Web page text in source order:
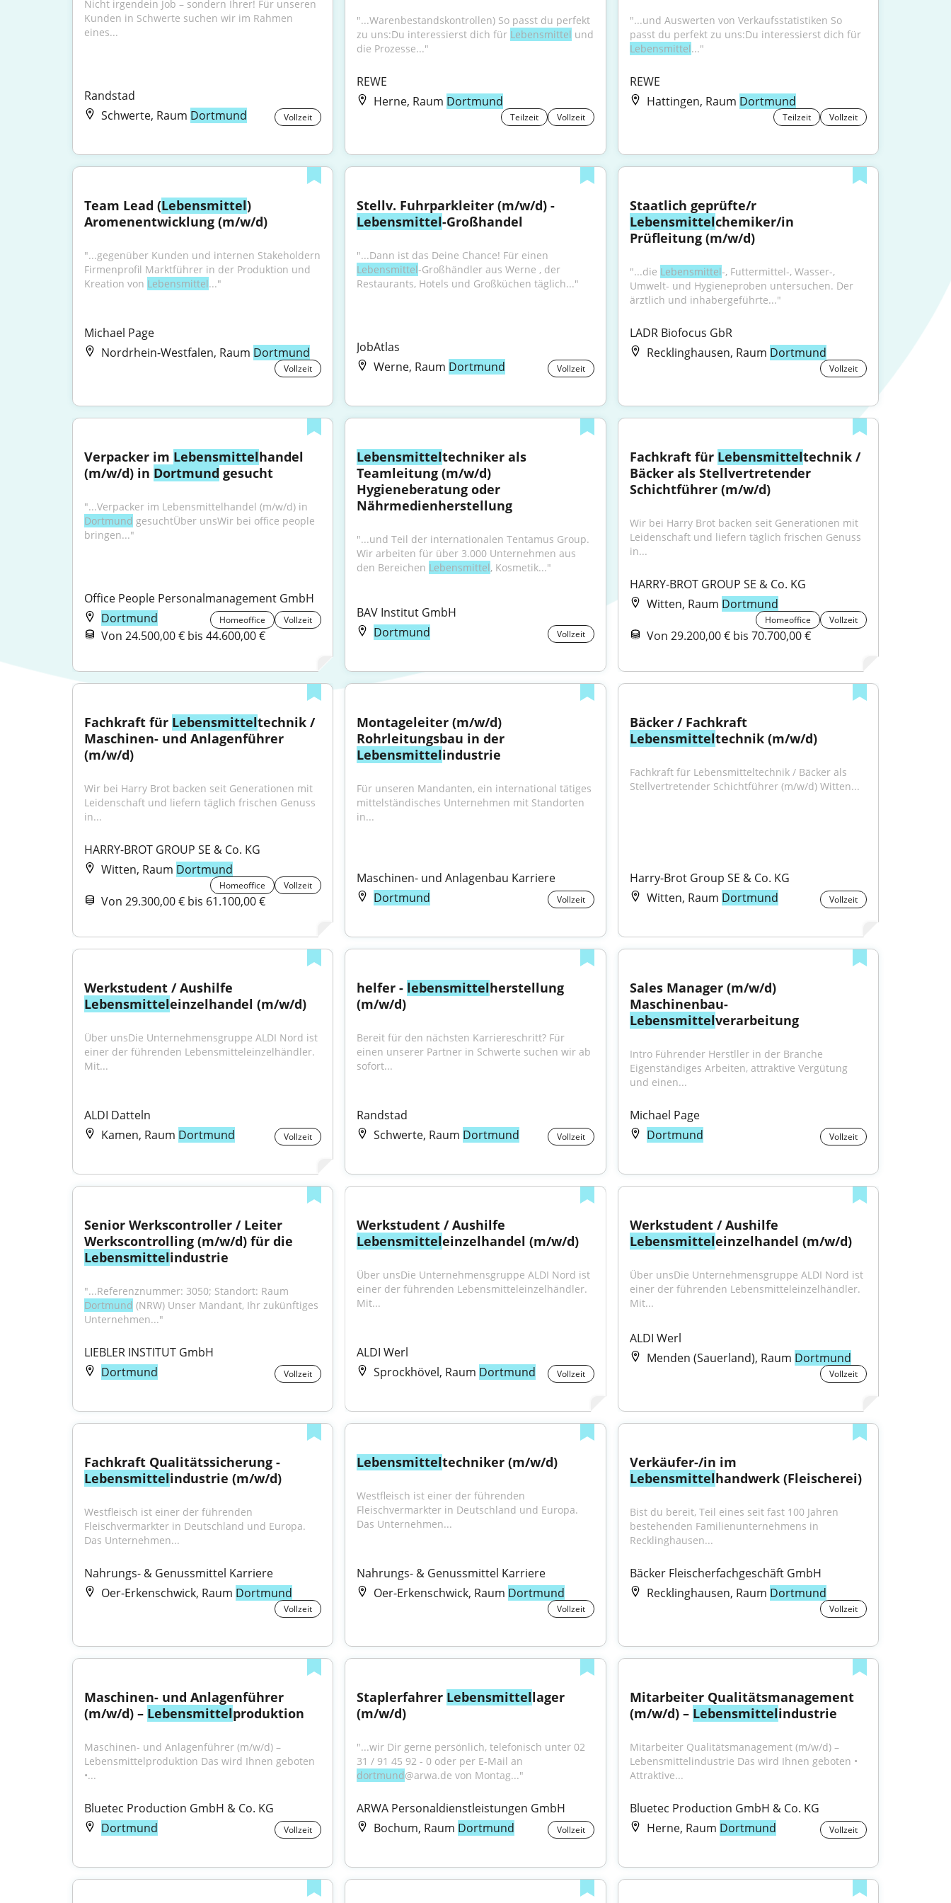
Nicht irgendein Job – sondern Ihrer! Für unseren
Kunden in Schwerte suchen wir im Rahmen
eines...
Randstad
Schwerte, Raum Dortmund Vollzeit
"...Warenbestandskontrollen) So passt du perfekt
zu uns:Du interessierst dich für Lebensmittel und
die Prozesse..."
REWE
Herne, Raum Dortmund
Teilzeit Vollzeit
"...und Auswerten von Verkaufsstatistiken So
passt du perfekt zu uns:Du interessierst dich für
Lebensmittel..."
REWE
Hattingen, Raum Dortmund
Teilzeit Vollzeit
Team Lead (Lebensmittel)
Aromenentwicklung (m/w/d)
"...gegenüber Kunden und internen Stakeholdern
Firmenprofil Marktführer in der Produktion und
Kreation von Lebensmittel..."
Michael Page
Nordrhein-Westfalen, Raum Dortmund
Vollzeit
Lebensmittel-Großhandel
Lebensmittel-Großhändler aus Werne , der
Restaurants, Hotels und Großküchen täglich..."
JobAtlas
Werne, Raum Dortmund Vollzeit
Staatlich geprüfte/r
Lebensmittelchemiker/in
Prüfleitung (m/w/d)
"...die Lebensmittel-, Futtermittel-, Wasser-,
Umwelt- und Hygieneproben untersuchen. Der
ärztlich und inhabergeführte..."
LADR Biofocus GbR
Recklinghausen, Raum Dortmund
Vollzeit
Verpacker im Lebensmittelhandel
(m/w/d) in Dortmund gesucht
Dortmund gesuchtÜber unsWir bei office people
bringen..."
Office People Personalmanagement GmbH
Dortmund
Homeoffice Vollzeit
Von 24.500,00 € bis 44.600,00 €
Lebensmitteltechniker als
Teamleitung (m/w/d)
Hygieneberatung oder
Nährmedienherstellung
"...und Teil der internationalen Tentamus Group.
Wir arbeiten für über 3.000 Unternehmen aus
den Bereichen Lebensmittel, Kosmetik..."
BAV Institut GmbH
Dortmund
Vollzeit
Fachkraft für Lebensmitteltechnik /
Bäcker als Stellvertretender
Schichtführer (m/w/d)
Wir bei Harry Brot backen seit Generationen mit
Leidenschaft und liefern täglich frischen Genuss
in...
HARRY-BROT GROUP SE & Co. KG
Witten, Raum Dortmund
Homeoffice Vollzeit
Von 29.200,00 € bis 70.700,00 €
Fachkraft für Lebensmitteltechnik /
Maschinen- und Anlagenführer
(m/w/d)
Wir bei Harry Brot backen seit Generationen mit
Leidenschaft und liefern täglich frischen Genuss
in...
HARRY-BROT GROUP SE & Co. KG
Witten, Raum Dortmund
Homeoffice Vollzeit
Von 29.300,00 € bis 61.100,00 €
Montageleiter (m/w/d)
Lebensmittelindustrie
Für unseren Mandanten, ein international tätiges
mittelständisches Unternehmen mit Standorten
in...
Maschinen- und Anlagenbau Karriere
Dortmund
Vollzeit
Bäcker / Fachkraft
Lebensmitteltechnik (m/w/d)
Fachkraft für Lebensmitteltechnik / Bäcker als
Stellvertretender Schichtführer (m/w/d) Witten​...
Harry-Brot Group SE & Co. KG
Witten, Raum Dortmund Vollzeit
Lebensmitteleinzelhandel (m/w/d)
Über unsDie Unternehmensgruppe ALDI Nord ist
einer der führenden Lebensmitteleinzelhändler.
Mit...
ALDI Datteln
Kamen, Raum Dortmund Vollzeit
helfer - lebensmittelherstellung
(m/w/d)
Bereit für den nächsten Karriereschritt? Für
einen unserer Partner in Schwerte suchen wir ab
sofort...
Randstad
Schwerte, Raum Dortmund Vollzeit
Sales Manager (m/w/d)
Maschinenbau-
Lebensmittelverarbeitung
Intro Führender Herstller in der Branche
Eigenständiges Arbeiten, attraktive Vergütung
und einen...
Michael Page
Dortmund
Vollzeit
Senior Werkscontroller / Leiter
Lebensmittelindustrie
Dortmund (NRW) Unser Mandant, Ihr zukünftiges
Unternehmen..."
LIEBLER INSTITUT GmbH
Dortmund
Vollzeit
Lebensmitteleinzelhandel (m/w/d)
Über unsDie Unternehmensgruppe ALDI Nord ist
einer der führenden Lebensmitteleinzelhändler.
Mit...
ALDI Werl
Sprockhövel, Raum Dortmund Vollzeit
Lebensmitteleinzelhandel (m/w/d)
Über unsDie Unternehmensgruppe ALDI Nord ist
einer der führenden Lebensmitteleinzelhändler.
Mit...
ALDI Werl
Menden (Sauerland), Raum Dortmund
Vollzeit
Lebensmittelindustrie (m/w/d)
Westfleisch ist einer der führenden
Fleischvermarkter in Deutschland und Europa.
Das Unternehmen...
Nahrungs- & Genussmittel Karriere
Oer-Erkenschwick, Raum Dortmund
Vollzeit
Lebensmitteltechniker (m/w/d)
Westfleisch ist einer der führenden
Fleischvermarkter in Deutschland und Europa.
Das Unternehmen...
Nahrungs- & Genussmittel Karriere
Oer-Erkenschwick, Raum Dortmund
Vollzeit
Lebensmittelhandwerk (Fleischerei)
Bist du bereit, Teil eines seit fast 100 Jahren
bestehenden Familienunternehmens in
Recklinghausen...
Bäcker Fleischerfachgeschäft GmbH
Recklinghausen, Raum Dortmund
Vollzeit
Maschinen- und Anlagenführer
(m/w/d) – Lebensmittelproduktion
Maschinen- und Anlagenführer (m/w/d) –
Lebensmittelproduktion Das wird Ihnen geboten
•...
Bluetec Production GmbH & Co. KG
Dortmund
Vollzeit
Staplerfahrer Lebensmittellager
(m/w/d)
"...wir Dir gerne persönlich, telefonisch unter 02
dortmund@arwa.de von Montag..."
ARWA Personaldienstleistungen GmbH
Bochum, Raum Dortmund Vollzeit
Mitarbeiter Qualitätsmanagement
(m/w/d) – Lebensmittelindustrie
Mitarbeiter Qualitätsmanagement (m/w/d) –
Lebensmittelindustrie Das wird Ihnen geboten •
Attraktive...
Bluetec Production GmbH & Co. KG
Herne, Raum Dortmund Vollzeit